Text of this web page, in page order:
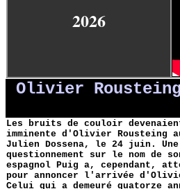
2026
Olivier
Les bruits de couloir
imminente d'Olivier Rousteing
Julien Dossena, le 24 juin.
questionnement sur le nom de
espagnol Puig a, cependant,
pour annoncer l'arrivée
Celui qui a demeuré quatorze